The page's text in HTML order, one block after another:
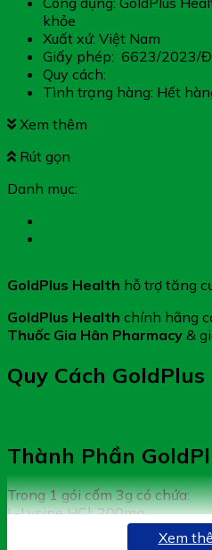
khỏe
Xuất xứ: Việt Nam
Giấy phép: 6623/2023/
Quy cách:
Tình trạng hàng: Hết
Xem thêm
Rút gọn
Danh mục:
GoldPlus Health hỗ trợ tăng
GoldPlus Health chính hãng
Thuốc Gia Hân Pharmacy &
Quy Cách
Thành Phần
Trong 1 gói cốm 3g có chứa:
L-Lysine HCl: 200mg
Yeast beta glucan SG90:
Xem